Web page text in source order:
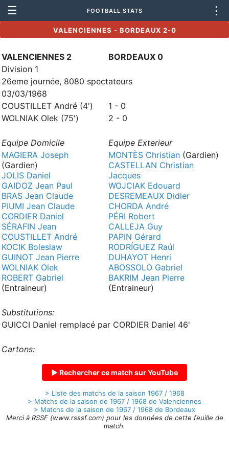
☰ FOOTBALL STATS ⋮
VALENCIENNES - BORDEAUX 2-0
VALENCIENNES 2
BORDEAUX 0
Division 1
26eme journée, 8080 spectateurs
03/03/1968
COUSTILLET André (4')
1 - 0
WOLNIAK Olek (75')
2 - 0
Equipe Domicile
Equipe Exterieur
MAGIERA Joseph
(Gardien)
JOLIS Daniel
GAIDOZ Jean Paul
BRAS Jean Claude
PIUMI Jean Claude
CORDIER Daniel
SÉRAFIN Jean
COUSTILLET André
KOCIK Boleslaw
GUINOT Jean Pierre
WOLNIAK Olek
ROBERT Gabriel
(Entraineur)
MONTÈS Christian (Gardien)
CASTELLAN Christian
Jacques
WOJCIAK Edouard
DESREMEAUX Didier
CHORDA André
PÉRI Robert
CALLEJA Guy
PAPIN Gérard
RODRÍGUEZ Raúl
DUHAYOT Henri
ABOSSOLO Gabriel
BAKRIM Jean Pierre
(Entraineur)
Substitutions:
GUICCI Daniel remplacé par CORDIER Daniel 46'
Cartons:
▶ Rechercher ce match sur YouTube
> Liste des matchs de la saison 1967 / 1968
> Matchs de la saison de 1967 / 1968 de Valenciennes
> Matchs de la saison de 1967 / 1968 de Bordeaux
Merci à RSSF (www.rsssf.com) pour les données de cette feuille de
match.